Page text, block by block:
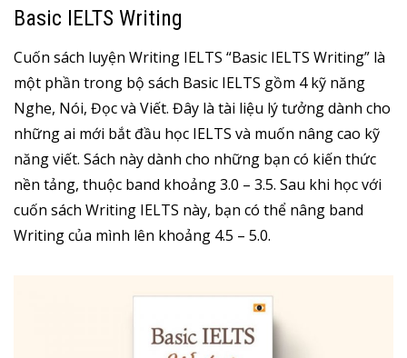
Basic IELTS Writing
Cuốn sách luyện Writing IELTS “Basic IELTS Writing” là
một phần trong bộ sách Basic IELTS gồm 4 kỹ năng
Nghe, Nói, Đọc và Viết. Đây là tài liệu lý tưởng dành cho
những ai mới bắt đầu học IELTS và muốn nâng cao kỹ
năng viết. Sách này dành cho những bạn có kiến thức
nền tảng, thuộc band khoảng 3.0 – 3.5. Sau khi học với
cuốn sách Writing IELTS này, bạn có thể nâng band
Writing của mình lên khoảng 4.5 – 5.0.